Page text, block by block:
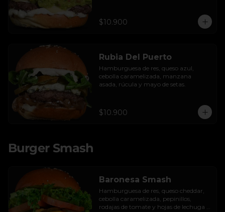
$10.900
Rubia Del Puerto
Hamburguesa de res, queso azul,
cebolla caramelizada, manzana
asada, rúcula y mayo de setas.
$10.900
Burger Smash
Baronesa Smash
Hamburguesa de res, queso cheddar,
cebolla caramelizada, pepinillos,
rodajas de tomate y hojas de lechuga